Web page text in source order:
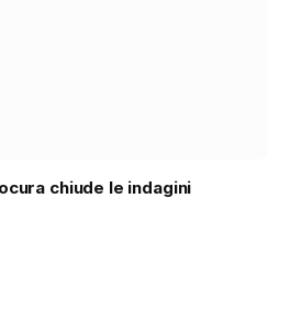
chiude le indagini